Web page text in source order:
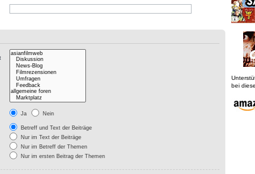
Ja Nein
Betreff und Text der Beiträge
Nur im Text der Beiträge
Nur im Betreff der Themen
Nur im ersten Beitrag der Themen
bei